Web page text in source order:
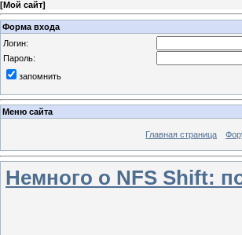
[Мой сайт]
Форма входа
Логин:
Пароль:
запомнить
Меню сайта
Главная страница
Немного о NFS Shift: